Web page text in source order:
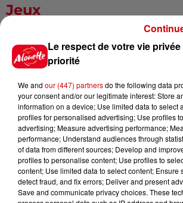
Jeux
Gagnez vos
festival Marché
Le Duel - Gagnez
pour l'un des
régions !
Le respect de votre vie
priorité
We and our (447) partnersdo the following data
your consent and/or our legitimate interest: Store
information on a device; Use limited data to select
profiles for personalised advertising; Use profiles
advertising; Measure advertising performance;
performance; Understand audiences through
of data from different sources; Develop and
profiles to personalise content; Use profiles to
content; Use limited data to select content; Ensure
detect fraud, and fix errors; Deliver and present
Save and communicate privacy choices. These